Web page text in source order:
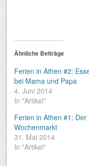
Ähnliche Beiträge
Ferien in Athen #2:
bei Mama und Papa
4. Juni 2014
In "Artikel"
Ferien in Athen #1: Der
Wochenmarkt
31. Mai 2014
In "Artikel"